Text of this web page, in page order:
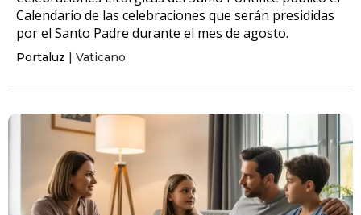
Calendario de las celebraciones que serán presididas
por el Santo Padre durante el mes de agosto.
Portaluz | Vaticano